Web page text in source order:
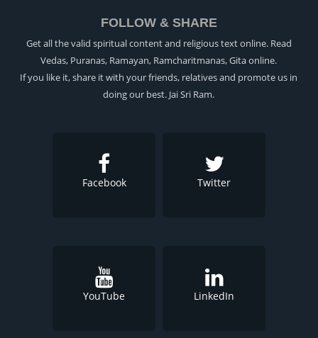
FOLLOW & SHARE
Get all the valid spiritual content and religious text online. Read
Vedas, Puranas, Ramayan, Ramcharitmanas, Gita online.
If you like it, share it with your friends, relatives and promote us in
doing our best. Jai Sri Ram.
Facebook Twitter
YouTube LinkedIn